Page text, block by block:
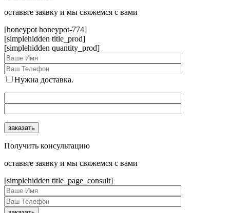
оcтавьте заявку и мы свяжемся с вами
[honeypot honeypot-774]
[simplehidden title_prod]
[simplehidden quantity_prod]
Нужна доставка.
Получить консультацию
оcтавьте заявку и мы свяжемся с вами
[simplehidden title_page_consult]